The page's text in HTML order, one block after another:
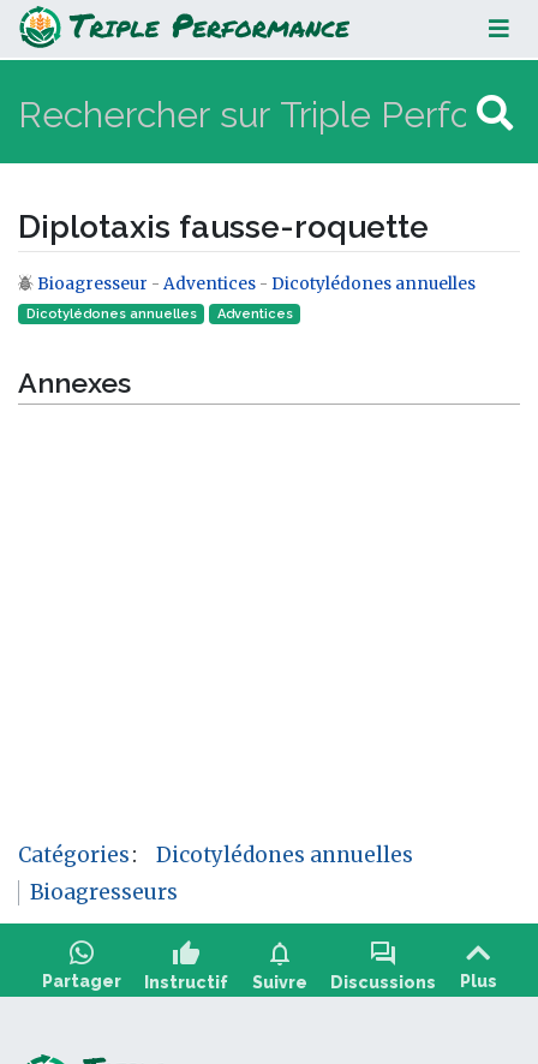
Diplotaxis fausse-roquette
Diplotaxis fausse-roquette
Aller à :navigation,rechercher
Bioagresseur - Adventices - Dicotylédones annuelles
Dicotylédones annuelles Adventices
Annexes
Catégories:
Dicotylédones annuelles
Bioagresseurs
Partager
thumb_up
Instructif
notifications
Suivre
forum
Discussions Plus